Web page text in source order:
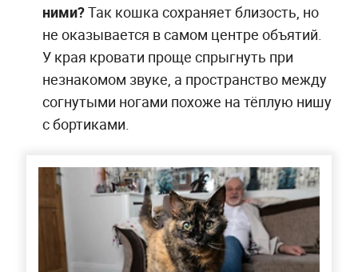
ними?Так кошка сохраняет близость, но
не оказывается в самом центре объятий.
У края кровати проще спрыгнуть при
незнакомом звуке, а пространство между
согнутыми ногами похоже на тёплую нишу
с бортиками.